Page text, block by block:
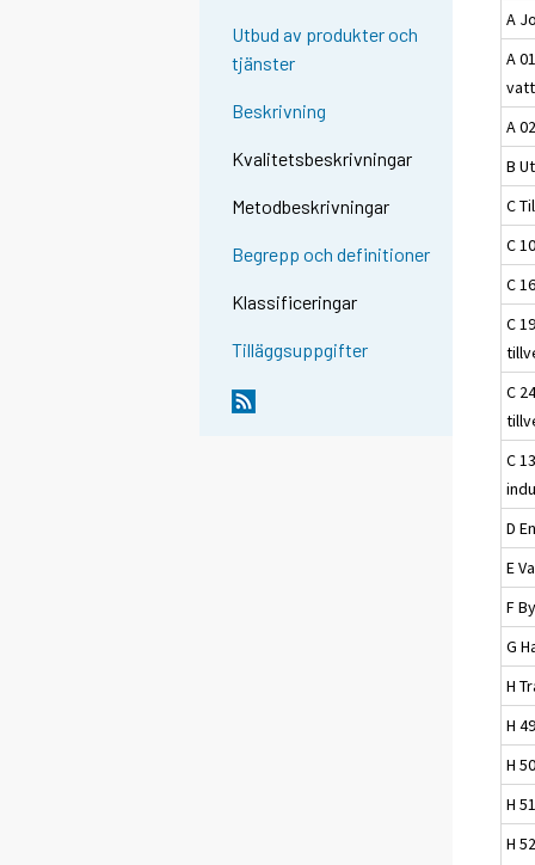
Utbud av produkter och
tjänster
Beskrivning
Kvalitetsbeskrivningar
Metodbeskrivningar
Begrepp och definitioner
Klassificeringar
Tilläggsuppgifter
A
A
A
B
C
C
C
C
C
C
D
E
F
G
H
H
H
H
H